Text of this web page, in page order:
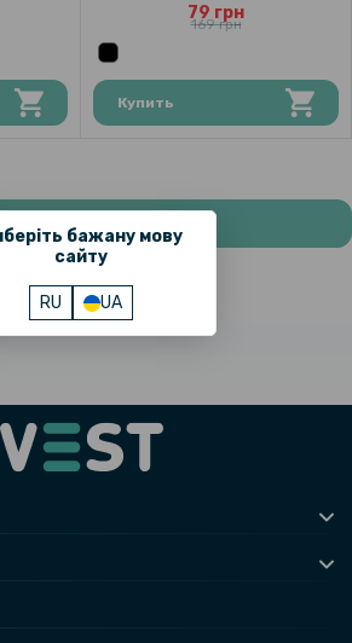
бажану мову
сайту
RU UA
79 грн
169 грн
Купить
больше товаров